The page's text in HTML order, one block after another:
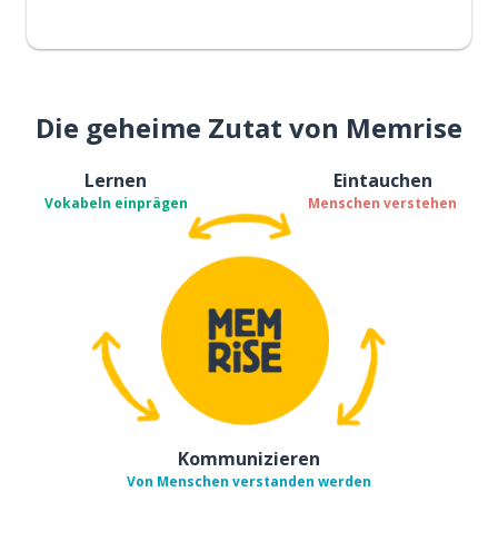
Die geheime Zutat von Memrise
Lernen
Vokabeln einprägen
Eintauchen
Menschen verstehen
Kommunizieren
Von Menschen verstanden werden